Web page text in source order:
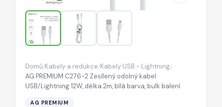
kabel
USB/Lightning
12W,
délka
bílá
barva,
Domů/Kabely a redukce/Kabely USB - Lightning/
AG PREMIUM C276-2 Zesílený odolný kabel
USB/Lightning 12W, délka 2m, bílá barva, bulk balení
AG PREMIUM